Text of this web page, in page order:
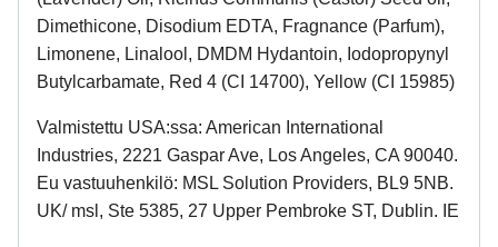
Dimethicone, Disodium EDTA, Fragnance (Parfum),
Limonene, Linalool, DMDM Hydantoin, Iodopropynyl
Butylcarbamate, Red 4 (CI 14700), Yellow (CI 15985)
Valmistettu USA:ssa: American International
Industries, 2221 Gaspar Ave, Los Angeles, CA 90040.
Eu vastuuhenkilö: MSL Solution Providers, BL9 5NB.
UK/ msl, Ste 5385, 27 Upper Pembroke ST, Dublin. IE